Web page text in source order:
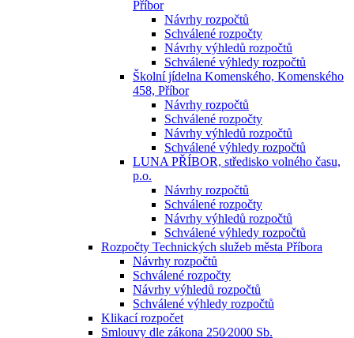
Příbor
Návrhy rozpočtů
Schválené rozpočty
Návrhy výhledů rozpočtů
Schválené výhledy rozpočtů
Školní jídelna Komenského, Komenského
458, Příbor
Návrhy rozpočtů
Schválené rozpočty
Návrhy výhledů rozpočtů
Schválené výhledy rozpočtů
LUNA PŘÍBOR, středisko volného času,
p.o.
Návrhy rozpočtů
Schválené rozpočty
Návrhy výhledů rozpočtů
Schválené výhledy rozpočtů
Rozpočty Technických služeb města Příbora
Návrhy rozpočtů
Schválené rozpočty
Návrhy výhledů rozpočtů
Schválené výhledy rozpočtů
Klikací rozpočet
Smlouvy dle zákona 250⁄2000 Sb.